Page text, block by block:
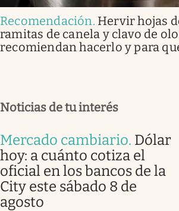
Recomendación. Hervir hojas
ramitas de canela y clavo de
recomiendan hacerlo y para
Noticias de tu interés
Mercado cambiario. Dólar
hoy: a cuánto cotiza el
oficial en los bancos de la
City este sábado 8 de
agosto